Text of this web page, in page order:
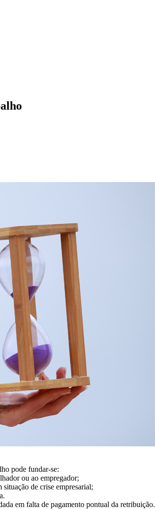
pode fundar-se:
ou ao empregador;
de crise empresarial;
em falta de pagamento pontual da retribuição.